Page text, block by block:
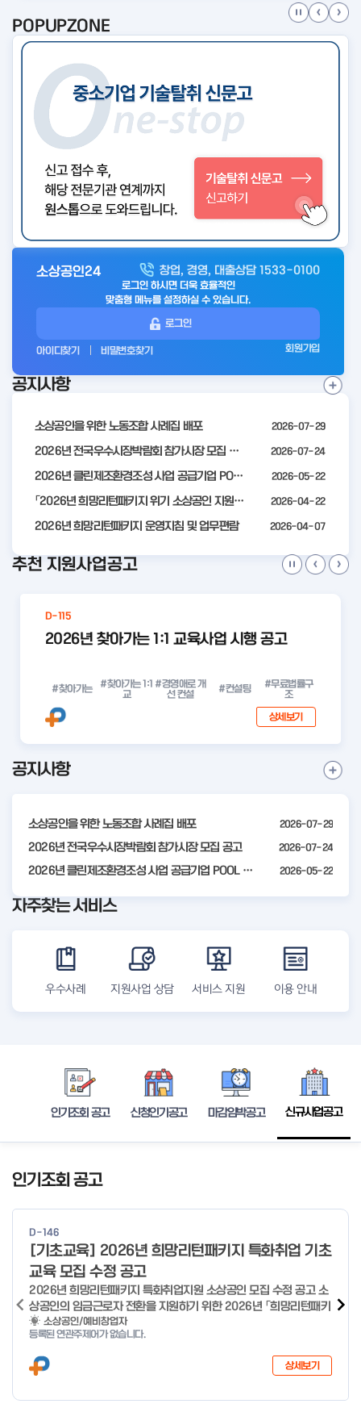
POPUPZONE
아
전
소상공인24 창업, 경영, 대출상담 1533-0100
로그인 하시면 더욱 효율적인
맞춤형 메뉴를 설정하실 수 있습니다.
로그인
아이디찾기 비밀번호찾기 회원가입
공지사항
소상공인을 위한 노동조합 사례집 배포 2026-07-29
2026년 전국우수시장박람회 참가시장 모집 공고 2026-07-24
2026년 클린제조환경조성 사업 공급기업 POOL 안내 2026-05-22
「2026년 희망리턴패키지 위기 소상공인 지원」모집 통합 2차 수정 공고 2026-04-22
2026년 희망리턴패키지 운영지침 및 업무편람 2026-04-07
공
추천 지원사업공고
D-115
2026년 찾아가는 1:1 교육사업 시행 공고
#찾아가는
#찾아가는 1:1
교
#경영애로 개
선 컨설
#컨설팅
#무료법률구
조
상세보기
I
4
공지사항
소상공인을 위한 노동조합 사례집 배포 2026-07-29
2026년 전국우수시장박람회 참가시장 모집 공고 2026-07-24
2026년 클린제조환경조성 사업 공급기업 POOL 안내 2026-05-22
공
항
보
기
자주찾는 서비스
우수사례 지원사업 상담 서비스 지원 이용 안내
인기조회 공고 신청인기공고 마감임박공고 신규사업공고
인기조회 공고
D-146
[기초교육] 2026년 희망리턴패키지 특화취업 기초
교육 모집 수정 공고
2026년 희망리턴패키지 특화취업지원 소상공인 모집 수정 공고 소
상공인의 임금근로자 전환을 지원하기 위한 2026년 「희망리턴패키
지 특화취업지원」 사업을 다음과 같이 공고합니다. '26.6.2(화)은
익일인 6.3(수) 선거로 인해 서류검토가 불가함에 따라 기초교육
모집을 진행하지 않음을 안내드립니다. (6/3 모집 재개) □ 사업명:
희망리턴패키지 특화취업지원 □ 지원대상: 폐업(예정) 소상공인
경우 매주 일, 월, 화, 수, 목 신청·접수 가능 ** 기초교육 신청 가능
소상공인/예비창업자
등록된 연관주제어가 없습니다.
상세보기